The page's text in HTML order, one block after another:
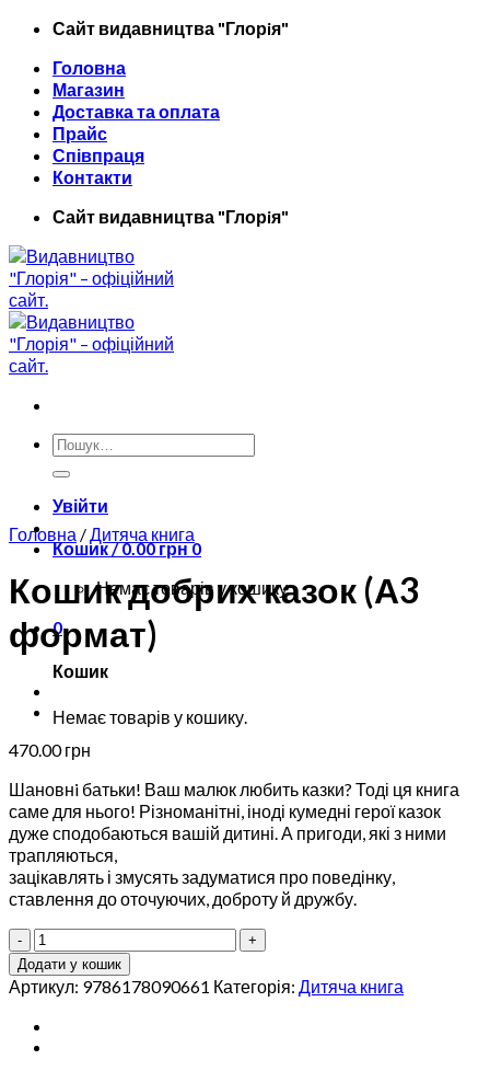
Skip
content
Сайт видавництва "Глорiя"
Головна
Магазин
Доставка та оплата
Прайс
Співпраця
Контакти
Сайт видавництва "Глорiя"
Шукати:
Увійти
Кошик /0.00грн0
Немає товарів у кошику.
0
Кошик
Немає товарів у кошику.
Головна /Дитяча книга
Кошик добрих казок (А3
формат)
470.00грн
Шановнi батьки! Ваш малюк любить казки? Тоді ця книга
саме для нього! Різноманітні, іноді кумедні герої казок
дуже сподобаються вашій дитині. А пригоди, які з ними
трапляються,
зацікавлять і змусять задуматися про поведінку,
ставлення до оточуючих, доброту й дружбу.
Кошик
добрих
казок
(А3
формат)
кількість
Додати у кошик
Артикул: 9786178090661 Категорія: Дитяча книга